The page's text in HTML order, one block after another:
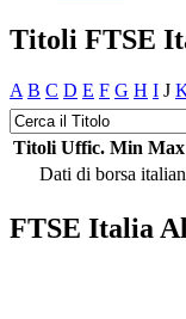
Titoli FTSE
A B C D E F G H I J
Titoli Uffic. Min Max
Dati di borsa
FTSE Italia